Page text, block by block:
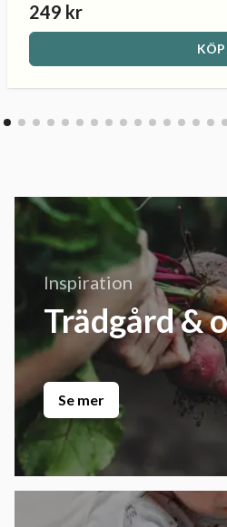
249 kr
KÖP
Inspiration
Trädgård &
Se mer